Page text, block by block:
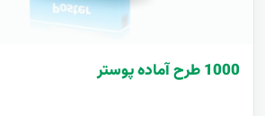
1000 طرح آماده پوستر